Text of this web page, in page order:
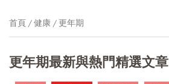
首頁 健康 更年期
更年期最新與熱門精選文章